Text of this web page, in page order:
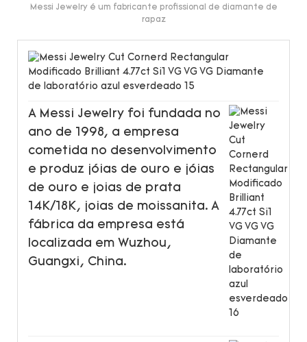
Messi Jewelry é um fabricante profissional de diamante de
rapaz
A Messi Jewelry foi fundada no
ano de 1998, a empresa
cometida no desenvolvimento
e produz jóias de ouro e jóias
de ouro e joias de prata
14K/18K, joias de moissanita. A
fábrica da empresa está
localizada em Wuzhou,
Guangxi, China.